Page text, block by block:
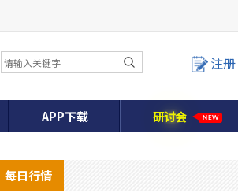
注册
APP下载 研讨会 NEW
每日行情